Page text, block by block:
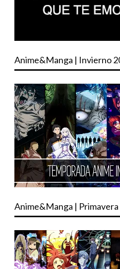
Anime&Manga | Invierno
Anime&Manga |